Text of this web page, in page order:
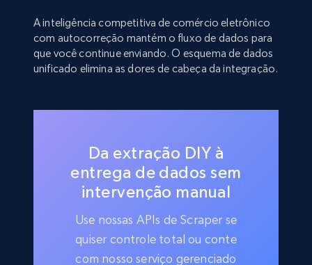
A inteligência competitiva de comércio eletrônico
com autocorreção mantém o fluxo de dados para
que você continue enviando. O esquema de dados
unificado elimina as dores de cabeça da integração.
Da extração DIY à
entrega de dados sem
intervenção manual
Use nossas APIs de Scraper se
quiser controle total ou conte
com nosso serviço gerenciado